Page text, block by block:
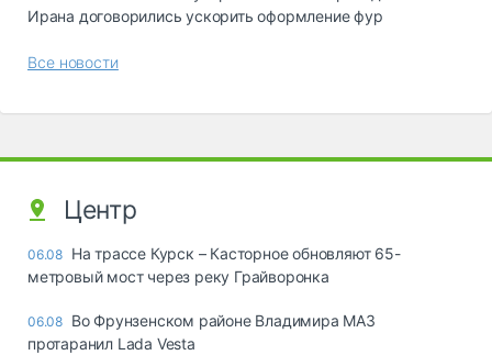
Ирана договорились ускорить оформление фур
Все новости
Центр
06.08 На трассе Курск – Касторное обновляют 65-
метровый мост через реку Грайворонка
06.08 Во Фрунзенском районе Владимира МАЗ
протаранил Lada Vesta